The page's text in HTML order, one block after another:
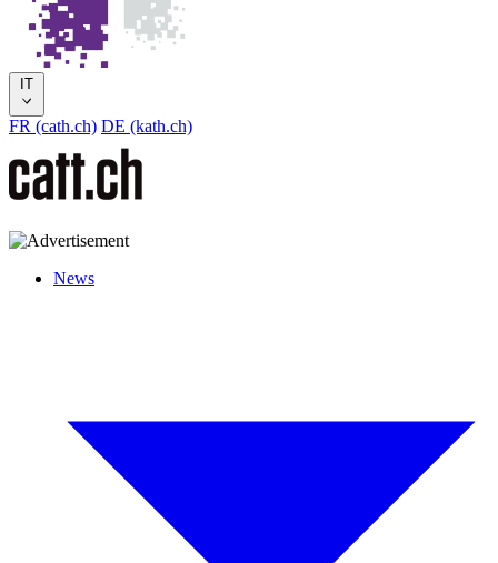
IT
FR (cath.ch) DE (kath.ch)
News